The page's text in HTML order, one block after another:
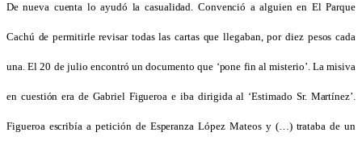
De nueva cuenta lo ayudó la casualidad. Convenció a alguien en El Parque
Cachú de permitirle revisar todas las cartas que llegaban, por diez pesos cada
una. El 20 de julio encontró un documento que ‘pone fin al misterio’. La misiva
en cuestión era de Gabriel Figueroa e iba dirigida al ‘Estimado Sr. Martínez’.
Figueroa escribía a petición de Esperanza López Mateos y (…) trataba de un